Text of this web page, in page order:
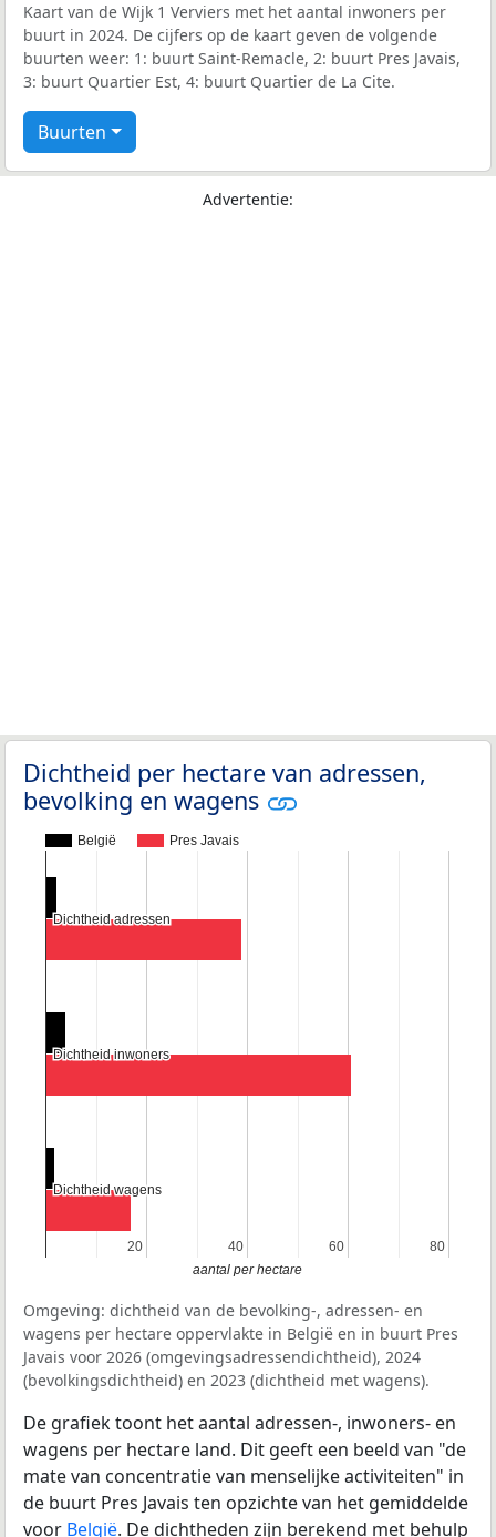
Kaart van de Wijk 1 Verviers met het aantal inwoners per
buurt in 2024. De cijfers op de kaart geven de volgende
buurten weer: 1: buurt Saint-Remacle, 2: buurt Pres Javais,
3: buurt Quartier Est, 4: buurt Quartier de La Cite.
Buurten
Advertentie:
Dichtheid per hectare van adressen,
bevolking en wagens
België Pres Javais
20
20 40
40 60
60 80
80
Dichtheid adressen
Dichtheid adressen
Dichtheid inwoners
Dichtheid inwoners
Dichtheid wagens
Dichtheid wagens
aantal per hectare
Omgeving: dichtheid van de bevolking-, adressen- en
wagens per hectare oppervlakte in België en in buurt Pres
Javais voor 2026 (omgevingsadressendichtheid), 2024
(bevolkingsdichtheid) en 2023 (dichtheid met wagens).
De grafiek toont het aantal adressen-, inwoners- en
wagens per hectare land. Dit geeft een beeld van "de
mate van concentratie van menselijke activiteiten" in
de buurt Pres Javais ten opzichte van het gemiddelde
voor België. De dichtheden zijn berekend met behulp